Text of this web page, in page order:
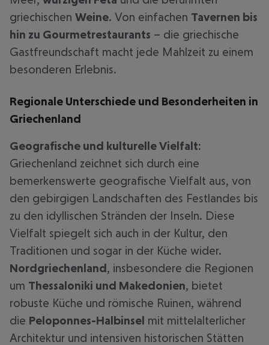
griechischen Weine. Von einfachen Tavernen bis
hin zu Gourmetrestaurants – die griechische
Gastfreundschaft macht jede Mahlzeit zu einem
besonderen Erlebnis.
Regionale Unterschiede und Besonderheiten in
Griechenland
Geografische und kulturelle Vielfalt:
Griechenland zeichnet sich durch eine
bemerkenswerte geografische Vielfalt aus, von
den gebirgigen Landschaften des Festlandes bis
zu den idyllischen Stränden der Inseln. Diese
Vielfalt spiegelt sich auch in der Kultur, den
Traditionen und sogar in der Küche wider.
Nordgriechenland, insbesondere die Regionen
um Thessaloniki und Makedonien, bietet
robuste Küche und römische Ruinen, während
die Peloponnes-Halbinsel mit mittelalterlicher
Architektur und intensiven historischen Stätten